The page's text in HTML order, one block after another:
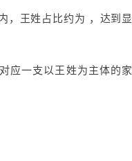
，王姓占比约为 ，达到显
应一支以王姓为主体的家